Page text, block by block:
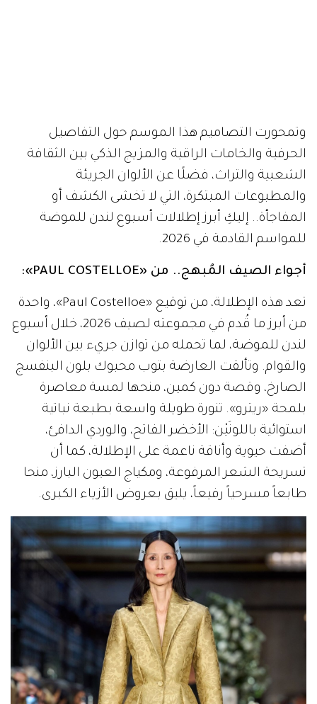
وتمحورت التصاميم هذا الموسم حول التفاصيل
الحرفية والخامات الراقية والمزيج الذكي بين الثقافة
الشعبية والتراث، فضلًا عن الألوان الجريئة
والمطبوعات المبتكرة، التي لا تخشى الكشف أو
المفاجأة.. إليكِ أبرز إطلالات أسبوع لندن للموضة
للمواسم القادمة في 2026.
أجواء الصيف المُبهج.. من «PAUL COSTELLOE»:
تعد هذه الإطلالة، من توقيع «Paul Costelloe»، واحدة
من أبرز ما قُدم في مجموعته لصيف 2026، خلال أسبوع
لندن للموضة، لما تحمله من توازن جريء بين الألوان
والقوام. وتألقت العارضة بتوب محبوك بلون البنفسج
الصارخ، وقصة دون كمين، منحها لمسة معاصرة
بلمحة «ريترو». تنورة طويلة واسعة بطبعة نباتية
استوائية باللونَيْن: الأخضر الفاتح، والوردي الدافئ،
أضفت حيوية وأناقة ناعمة على الإطلالة، كما أن
تسريحة الشعر المرفوعة، ومكياج العيون البارز، منحا
طابعاً مسرحياً رفيعاً، يليق بعروض الأزياء الكبرى.